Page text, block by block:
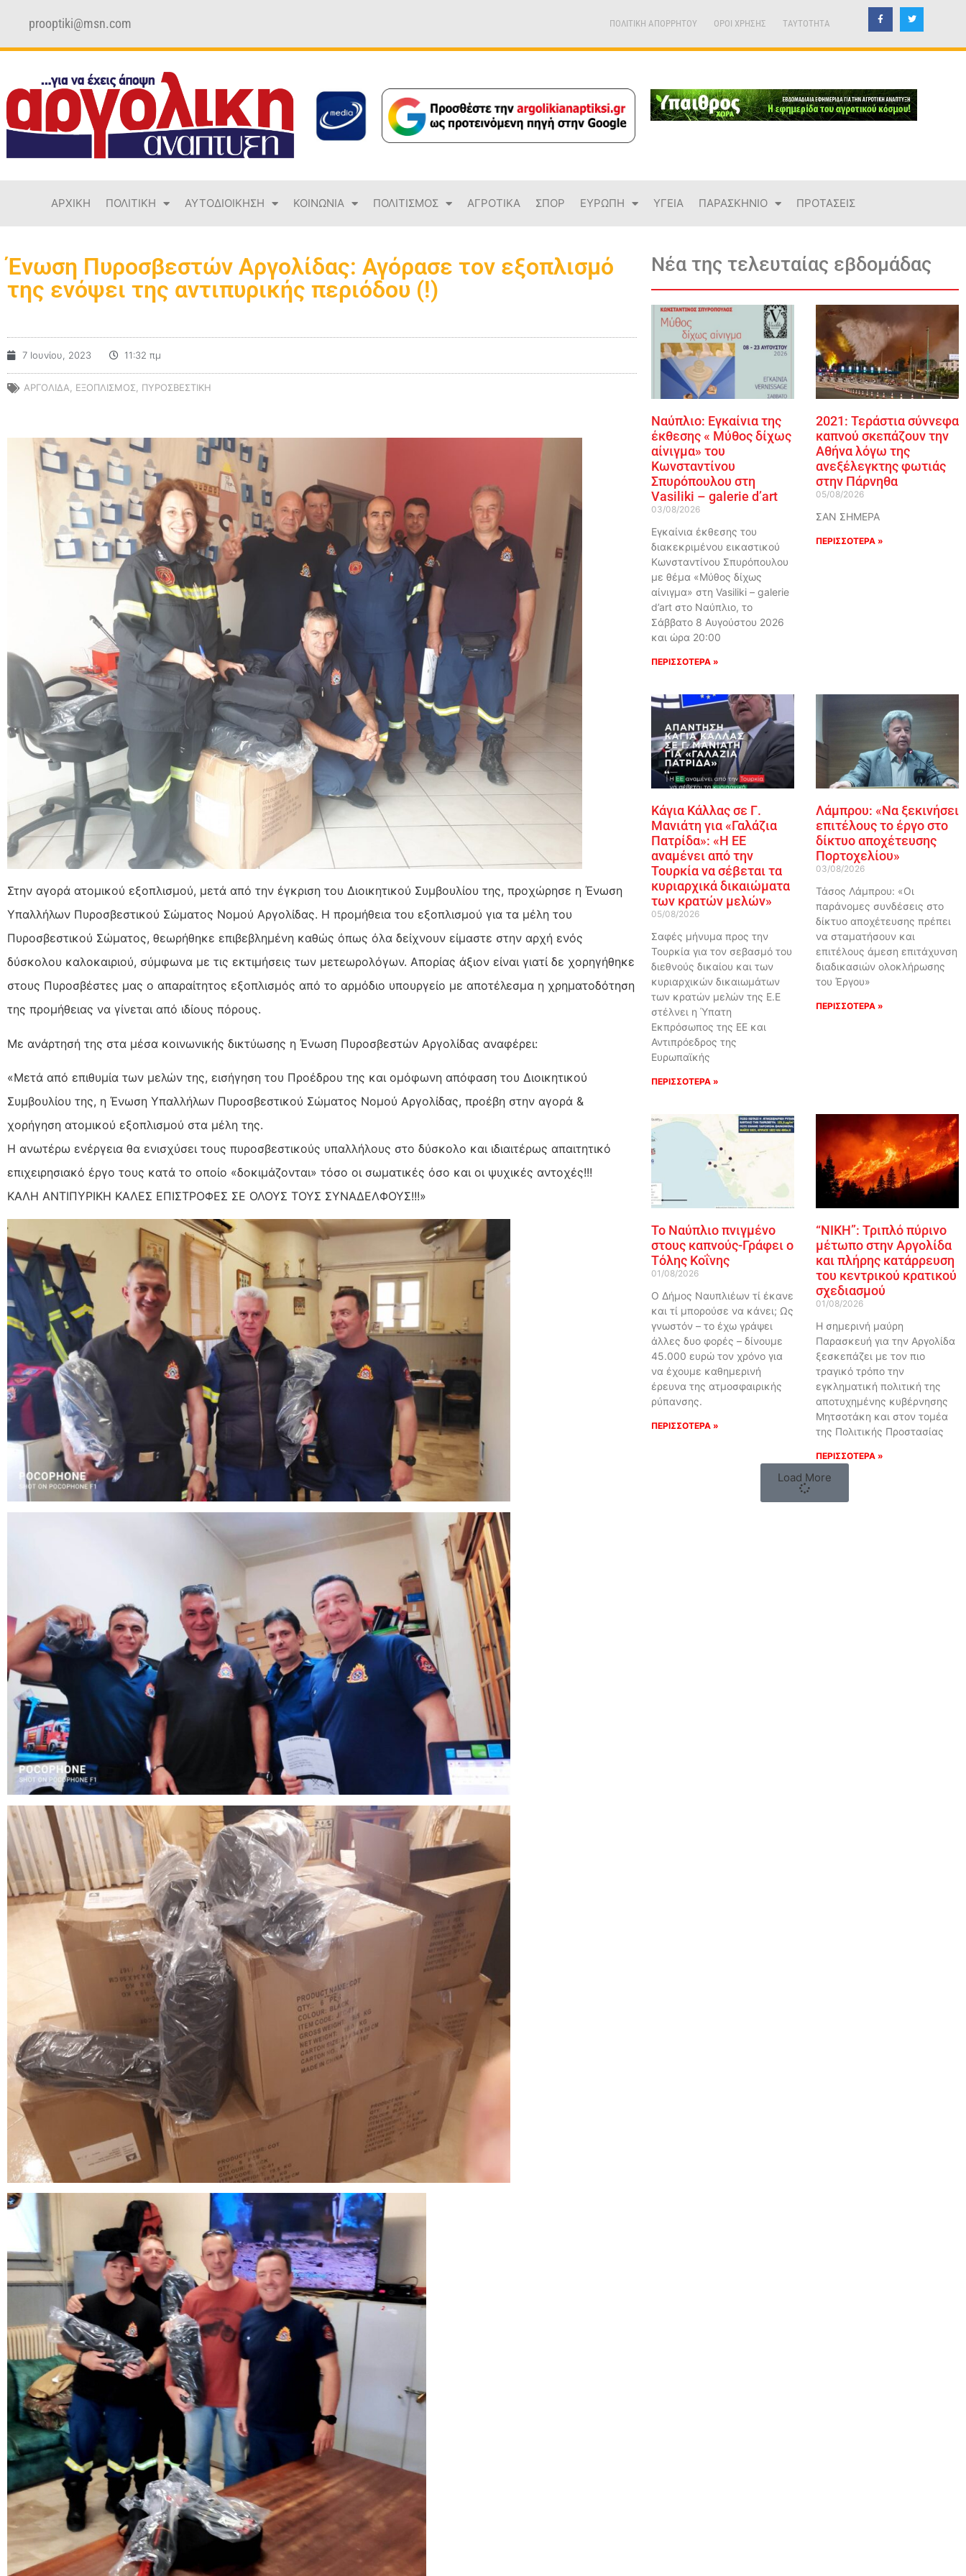
prooptiki@msn.com ΠΟΛΙΤΙΚΗ ΑΠΟΡΡΗΤΟΥ ΟΡΟΙ ΧΡΗΣΗΣ TAYTOTHTA
ΑΡΧΙΚΗ ΠΟΛΙΤΙΚΗ ΑΥΤΟΔΙΟΙΚΗΣΗ ΚΟΙΝΩΝΙΑ ΠΟΛΙΤΙΣΜΟΣ ΑΓΡΟΤΙΚΑ ΣΠΟΡ ΕΥΡΩΠΗ ΥΓΕΙΑ ΠΑΡΑΣΚΗΝΙΟ ΠΡΟΤΑΣΕΙΣ
Ένωση Πυροσβεστών Αργολίδας: Αγόρασε τον εξοπλισμό
της ενόψει της αντιπυρικής περιόδου (!)
7 Ιουνίου, 2023 11:32 πμ
ΑΡΓΟΛΙΔΑ ΕΞΟΠΛΙΣΜΟΣ ΠΥΡΟΣΒΕΣΤΙΚΗ
Στην αγορά ατομικού εξοπλισμού, μετά από την έγκριση του Διοικητικού Συμβουλίου της, προχώρησε η Ένωση
Υπαλλήλων Πυροσβεστικού Σώματος Νομού Αργολίδας. Η προμήθεια του εξοπλισμού για τα μέλη του
Πυροσβεστικού Σώματος, θεωρήθηκε επιβεβλημένη καθώς όπως όλα δείχνουν είμαστε στην αρχή ενός
δύσκολου καλοκαιριού, σύμφωνα με τις εκτιμήσεις των μετεωρολόγων. Απορίας άξιον είναι γιατί δε χορηγήθηκε
στους Πυροσβέστες μας ο απαραίτητος εξοπλισμός από το αρμόδιο υπουργείο με αποτέλεσμα η χρηματοδότηση
της προμήθειας να γίνεται από ιδίους πόρους.
Με ανάρτησή της στα μέσα κοινωνικής δικτύωσης η Ένωση Πυροσβεστών Αργολίδας αναφέρει:
«Μετά από επιθυμία των μελών της, εισήγηση του Προέδρου της και ομόφωνη απόφαση του Διοικητικού
Συμβουλίου της, η Ένωση Υπαλλήλων Πυροσβεστικού Σώματος Νομού Αργολίδας, προέβη στην αγορά &
χορήγηση ατομικού εξοπλισμού στα μέλη της.
Η ανωτέρω ενέργεια θα ενισχύσει τους πυροσβεστικούς υπαλλήλους στο δύσκολο και ιδιαιτέρως απαιτητικό
επιχειρησιακό έργο τους κατά το οποίο «δοκιμάζονται» τόσο οι σωματικές όσο και οι ψυχικές αντοχές!!!
ΚΑΛΗ ΑΝΤΙΠΥΡΙΚΗ ΚΑΛΕΣ ΕΠΙΣΤΡΟΦΕΣ ΣΕ ΟΛΟΥΣ ΤΟΥΣ ΣΥΝΑΔΕΛΦΟΥΣ!!!»
Νέα της τελευταίας εβδομάδας
Ναύπλιο: Εγκαίνια της
έκθεσης « Μύθος δίχως
αίνιγμα» του
Κωνσταντίνου
Σπυρόπουλου στη
Vasiliki – galerie d’art
03/08/2026
Εγκαίνια έκθεσης του
διακεκριμένου εικαστικού
Κωνσταντίνου Σπυρόπουλου
με θέμα «Μύθος δίχως
αίνιγμα» στη Vasiliki – galerie
d’art στο Ναύπλιο, το
Σάββατο 8 Αυγούστου 2026
και ώρα 20:00
ΠΕΡΙΣΣΟΤΕΡΑ »
2021: Τεράστια σύννεφα
καπνού σκεπάζουν την
Αθήνα λόγω της
ανεξέλεγκτης φωτιάς
στην Πάρνηθα
05/08/2026
ΣΑΝ ΣΗΜΕΡΑ
ΠΕΡΙΣΣΟΤΕΡΑ »
Κάγια Κάλλας σε Γ.
Μανιάτη για «Γαλάζια
Πατρίδα»: «Η ΕΕ
αναμένει από την
Τουρκία να σέβεται τα
κυριαρχικά δικαιώματα
των κρατών μελών»
05/08/2026
Σαφές μήνυμα προς την
Τουρκία για τον σεβασμό του
διεθνούς δικαίου και των
κυριαρχικών δικαιωμάτων
των κρατών μελών της Ε.Ε
στέλνει η Ύπατη
Εκπρόσωπος της ΕΕ και
Αντιπρόεδρος της
Ευρωπαϊκής
ΠΕΡΙΣΣΟΤΕΡΑ »
Λάμπρου: «Να ξεκινήσει
επιτέλους το έργο στο
δίκτυο αποχέτευσης
Πορτοχελίου»
03/08/2026
Τάσος Λάμπρου: «Οι
παράνομες συνδέσεις στο
δίκτυο αποχέτευσης πρέπει
να σταματήσουν και
επιτέλους άμεση επιτάχυνση
διαδικασιών ολοκλήρωσης
του Έργου»
ΠΕΡΙΣΣΟΤΕΡΑ »
Το Ναύπλιο πνιγμένο
στους καπνούς-Γράφει ο
Τόλης Κοΐνης
01/08/2026
Ο Δήμος Ναυπλιέων τί έκανε
και τί μπορούσε να κάνει; Ως
γνωστόν – το έχω γράψει
άλλες δυο φορές – δίνουμε
45.000 ευρώ τον χρόνο για
να έχουμε καθημερινή
έρευνα της ατμοσφαιρικής
ρύπανσης.
ΠΕΡΙΣΣΟΤΕΡΑ »
“ΝΙΚΗ”: Τριπλό πύρινο
μέτωπο στην Αργολίδα
και πλήρης κατάρρευση
του κεντρικού κρατικού
σχεδιασμού
01/08/2026
Η σημερινή μαύρη
Παρασκευή για την Αργολίδα
ξεσκεπάζει με τον πιο
τραγικό τρόπο την
εγκληματική πολιτική της
αποτυχημένης κυβέρνησης
Μητσοτάκη και στον τομέα
της Πολιτικής Προστασίας
ΠΕΡΙΣΣΟΤΕΡΑ »
Load More